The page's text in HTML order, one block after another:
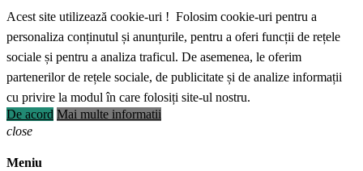
Acest site utilizează cookie-uri ! Folosim cookie-uri pentru a
personaliza conținutul și anunțurile, pentru a oferi funcții de rețele
sociale și pentru a analiza traficul. De asemenea, le oferim
partenerilor de rețele sociale, de publicitate și de analize informații
cu privire la modul în care folosiți site-ul nostru.
De acord Mai multe informatii
close
Meniu